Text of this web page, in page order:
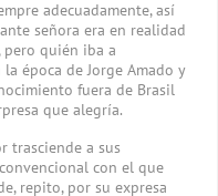
adecuadamente, así
señora era en realidad
pero quién iba a
época de Jorge Amado y
fuera de Brasil
que alegría.
trasciende a sus
con el que
repito, por su expresa